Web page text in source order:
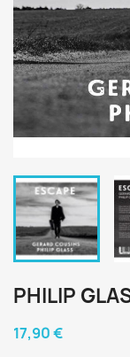
PHILIP
17,90 €